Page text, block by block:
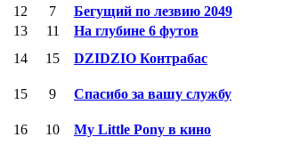
12
7 Бегущий по лезвию 2049
13
11 На глубине 6 футов
14
15 DZIDZIO Контрабас
15 9 Спасибо за вашу службу
16 10 My Little Pony в кино